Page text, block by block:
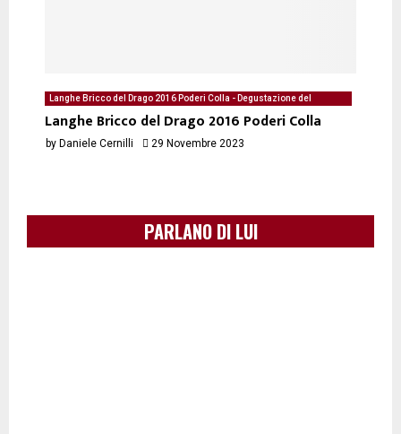
Langhe Bricco del Drago 2016 Poderi Colla - Degustazione del
Langhe Bricco del Drago 2016 Poderi Colla
by Daniele Cernilli 29 Novembre 2023
PARLANO DI LUI